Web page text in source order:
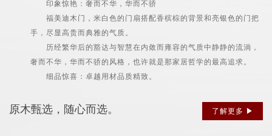
印象惊艳：奢而不华，华而不骄
福美迪木门，米白色的门扇搭配香槟棕的背景和亮银色的门把
手，尽显高贵而典雅的气质。
历经繁华后的豁达与智慧在内敛而雍容的气质中静静的流淌，
奢而不华，华而不骄的风格，也许就是那家居哲学的最高追求。
细品惊喜：卓越用材品质精致。
了解更多 ▶
原木甄选，随心而选。